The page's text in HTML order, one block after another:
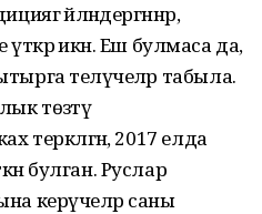
әйләндергәннәр,
үткәрә икән. Еш булмаса да,
теләүчеләр табыла.
төзәтү
теркәлгән, 2017 елда
булган. Руслар
керүчеләр саны